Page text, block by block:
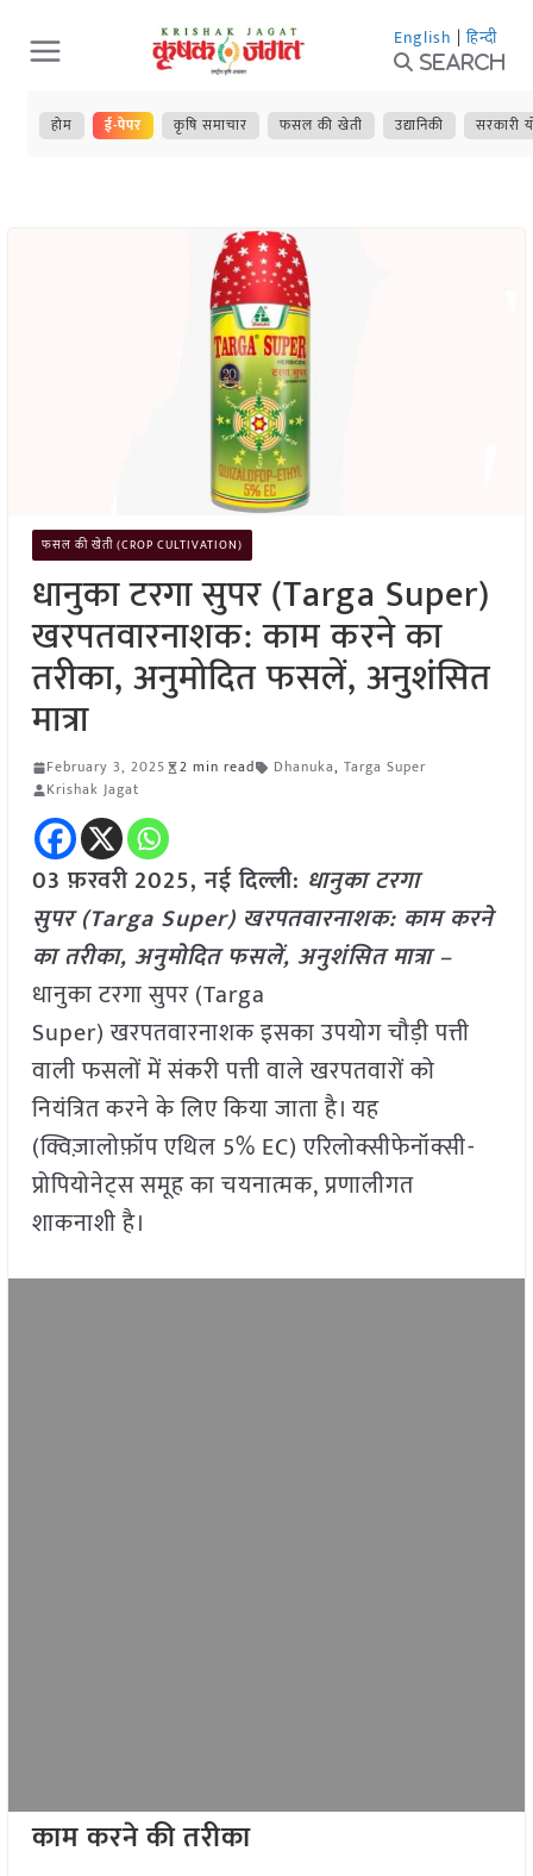
Skip
to
content
English | हिन्दी
Search
होम ई-पेपर कृषि समाचार फसल की खेती उद्यानिकी सरकारी
फसल की खेती (CROP CULTIVATION)
धानुका टरगा सुपर (Targa Super)
खरपतवारनाशक: काम करने का
तरीका, अनुमोदित फसलें, अनुशंसित
मात्रा
February 3, 2025 2 min read Dhanuka, Targa Super
Krishak Jagat
03 फ़रवरी2025, नई दिल्ली: धानुका टरगा
सुपर (Targa Super) खरपतवारनाशक: काम करने
का तरीका, अनुमोदित फसलें, अनुशंसित मात्रा –
धानुका टरगा सुपर (Targa
Super) खरपतवारनाशक इसका उपयोग चौड़ी पत्ती
वाली फसलों में संकरी पत्ती वाले खरपतवारों को
नियंत्रित करने के लिए किया जाता है। यह
(क्विज़ालोफ़ॉप एथिल 5% EC) एरिलोक्सीफेनॉक्सी-
प्रोपियोनेट्स समूह का चयनात्मक, प्रणालीगत
शाकनाशी है।
काम करने की तरीका